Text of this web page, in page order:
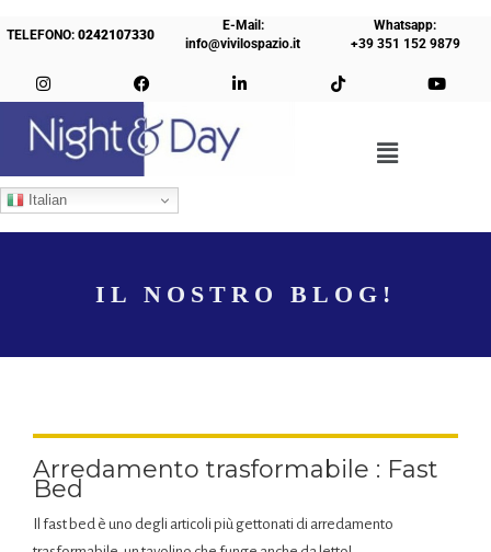
TELEFONO:0242107330
E-Mail:
info@vivilospazio.it
Whatsapp:
+39 351 152 9879
Italian
IL NOSTRO BLOG!
Arredamento trasformabile : Fast
Bed
Il fast bed è uno degli articoli più gettonati di arredamento